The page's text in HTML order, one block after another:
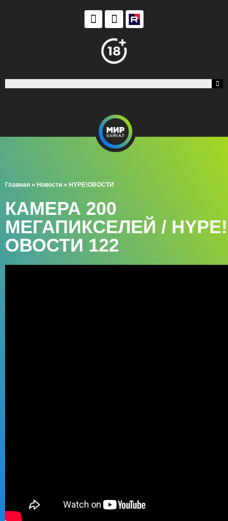
Главная » Новости » HYPE!ОВОСТИ
КАМЕРА 200
МЕГАПИКСЕЛЕЙ / HYPE!
ОВОСТИ 122